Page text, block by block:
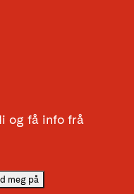
og få info frå